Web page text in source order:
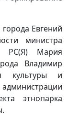
Евгений
министра
РС(Я) Мария
Владимир
культуры и
этнопарка